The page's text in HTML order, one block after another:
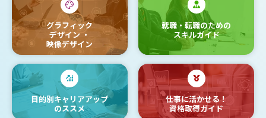
グラフィック
デザイン ・
映像デザイン
就職・転職のための
スキルガイド
目的別キャリアアップ
のススメ
仕事に活かせる！
資格取得ガイド